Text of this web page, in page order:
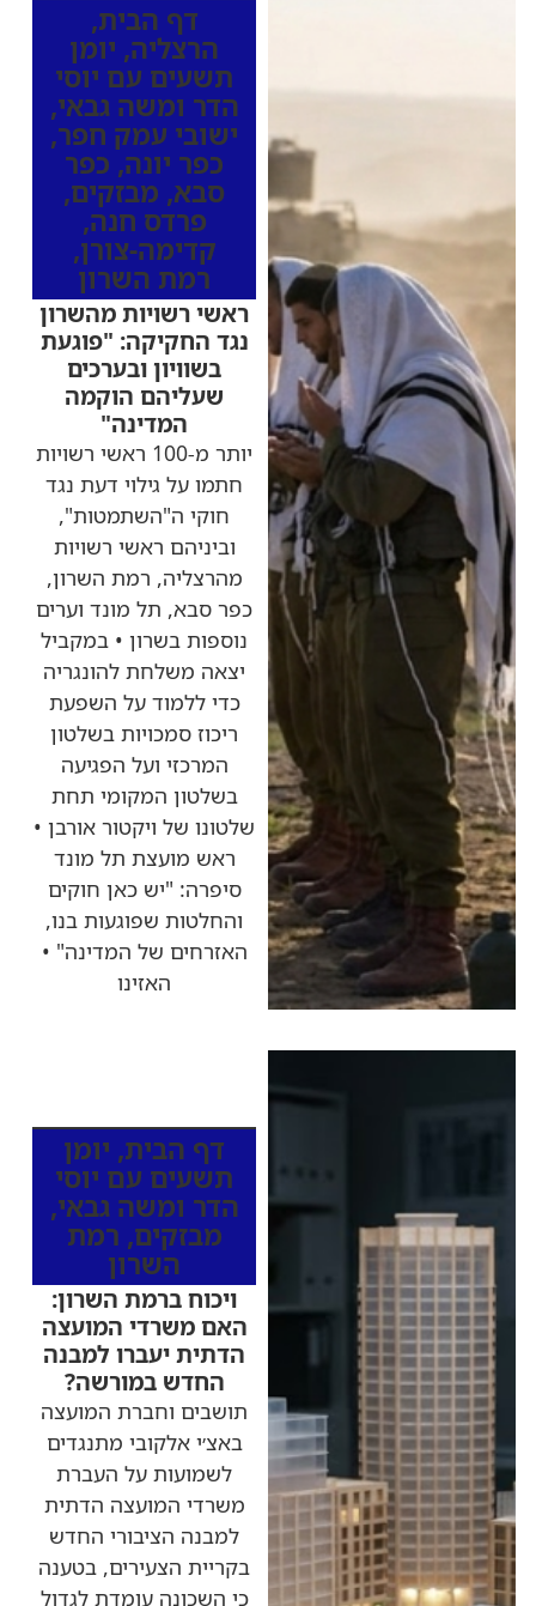
דף הבית,
הרצליה, יומן
תשעים עם יוסי
הדר ומשה גבאי,
ישובי עמק חפר,
כפר יונה, כפר
סבא, מבזקים,
פרדס חנה,
קדימה-צורן,
רמת השרון
ראשי רשויות מהשרון
נגד החקיקה: "פוגעת
בשוויון ובערכים
שעליהם הוקמה
המדינה"
יותר מ-100 ראשי רשויות
חתמו על גילוי דעת נגד
חוקי ה"השתמטות",
וביניהם ראשי רשויות
מהרצליה, רמת השרון,
כפר סבא, תל מונד וערים
נוספות בשרון • במקביל
יצאה משלחת להונגריה
כדי ללמוד על השפעת
ריכוז סמכויות בשלטון
המרכזי ועל הפגיעה
בשלטון המקומי תחת
שלטונו של ויקטור אורבן •
ראש מועצת תל מונד
סיפרה: "יש כאן חוקים
והחלטות שפוגעות בנו,
האזרחים של המדינה" •
האזינו
דף הבית, יומן
תשעים עם יוסי
הדר ומשה גבאי,
מבזקים, רמת
השרון
ויכוח ברמת השרון:
האם משרדי המועצה
הדתית יעברו למבנה
החדש במורשה?
תושבים וחברת המועצה
באצ׳י אלקובי מתנגדים
לשמועות על העברת
משרדי המועצה הדתית
למבנה הציבורי החדש
בקריית הצעירים, בטענה
כי השכונה עומדת לגדול